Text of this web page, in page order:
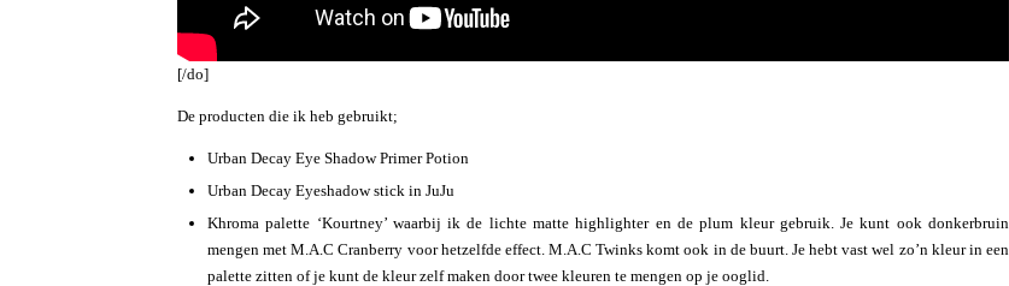
[/do]
De producten die ik heb gebruikt;
Urban Decay Eye Shadow Primer Potion
Urban Decay Eyeshadow stick in JuJu
Khroma palette ‘Kourtney’ waarbij ik de lichte matte highlighter en de plum kleur gebruik. Je kunt ook donkerbruin
mengen met M.A.C Cranberry voor hetzelfde effect. M.A.C Twinks komt ook in de buurt. Je hebt vast wel zo’n kleur in een
palette zitten of je kunt de kleur zelf maken door twee kleuren te mengen op je ooglid.